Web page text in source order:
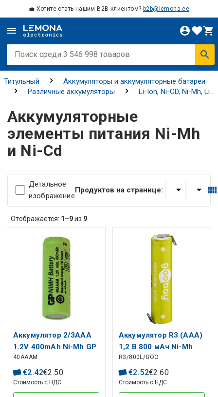
💼 Хотите стать нашим B2B-клиентом? b2b@lemona.ee
Титульный
Аккумуляторы и аккумуляторные батареи
Различные аккумуляторы
Li-Ion, Ni-CD, Ni-Mh, Li-
элементы питания Ni-Mh и Ni-Cd
Аккумуляторные
элементы питания Ni-Mh
и Ni-Cd
Детальное
изображение
Продуктов на странице:
Отображается: 1–9из 9
Аккумулятор 2/3AAA
1.2V 400mAh Ni-Mh GP
40AAAM
€2.42€2.50
Стоимость с НДС
Аккумулятор R3 (AAA)
1,2 В 800 мАч Ni-Mh
йодный
R3/800L/GOO
€2.52€2.60
Стоимость с НДС